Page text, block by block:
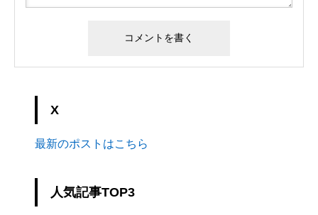
X
最新のポストはこちら
人気記事TOP3